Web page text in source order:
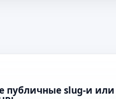
публичные slug-и или